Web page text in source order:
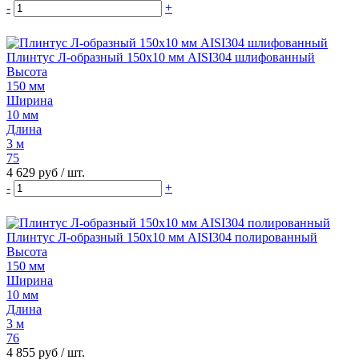
-
+
Плинтус Л-образный 150х10 мм AISI304 шлифованный
Высота
150 мм
Ширина
10 мм
Длина
3 м
75
4 629 руб / шт.
-
+
Плинтус Л-образный 150х10 мм AISI304 полированный
Высота
150 мм
Ширина
10 мм
Длина
3 м
76
4 855 руб / шт.